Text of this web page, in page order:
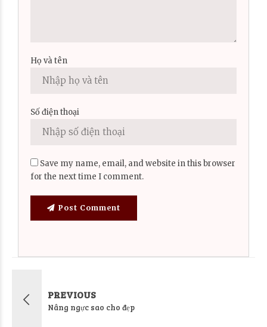
Họ và tên
Số điện thoại
Save my name, email, and website in this browser
for the next time I comment.
Post Comment
PREVIOUS
Nâng ngực sao cho đẹp